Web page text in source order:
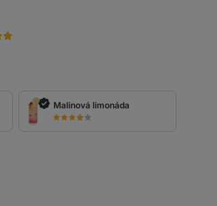
Malinová limonáda